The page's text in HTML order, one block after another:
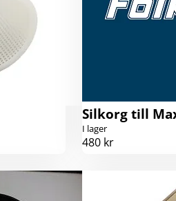
Silkorg till
I lager
480 kr